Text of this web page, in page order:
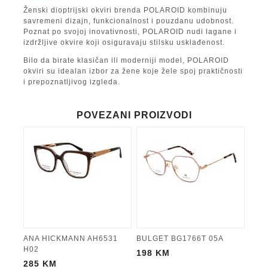
Ženski dioptrijski okviri brenda POLAROID kombinuju
savremeni dizajn, funkcionalnost i pouzdanu udobnost.
Poznat po svojoj inovativnosti, POLAROID nudi lagane i
izdržljive okvire koji osiguravaju stilsku usklađenost.
Bilo da birate klasičan ili moderniji model, POLAROID
okviri su idealan izbor za žene koje žele spoj praktičnosti
i prepoznatljivog izgleda.
POVEZANI PROIZVODI
ANA HICKMANN AH6531
H02
285 KM
BULGET BG1766T 05A
198 KM